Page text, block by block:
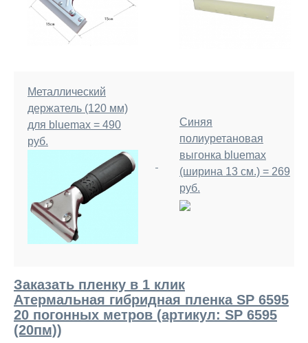
Металлический
держатель (120 мм)
для bluemax = 490
руб.
Синяя
полиуретановая
выгонка bluemax
(ширина 13 см.) = 269
руб.
Заказать пленку в 1 клик
Атермальная гибридная пленка SP 6595
20 погонных метров (артикул: SP 6595
(20пм))